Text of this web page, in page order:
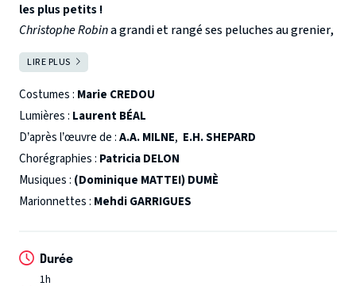
les plus petits !
Christophe Robina grandi et rangé ses peluches au grenier,
dans un coffre. Sa fille
merveilles et va suivre Winnie et ses amis dans leur
univers enchanté à la recherche de l’enfance perdue de son
papa.
Des marionnettes grandeur nature, des chansons, des
chorégraphies et des décors féeriques vous feront vivre
une expérience hors du commun en compagnie des
personnages qui ont bercé tant et tant de générations.
LIRE PLUS
Costumes : Marie CREDOU
Lumières : Laurent BÉAL
D’après l’œuvre de :A.A. MILNE, E.H. SHEPARD
Chorégraphies : Patricia DELON
Musiques : (Dominique MATTEI) DUMÈ
Marionnettes : Mehdi GARRIGUES
Durée
1h